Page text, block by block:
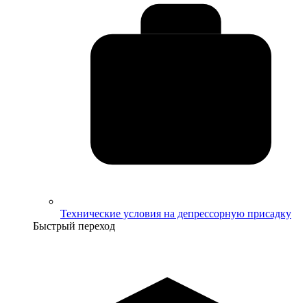
Технические условия на депрессорную присадку
Быстрый переход